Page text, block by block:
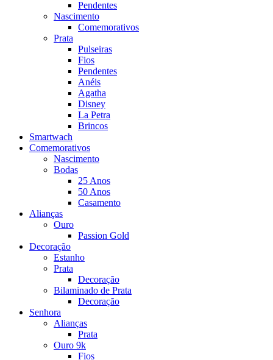
Pendentes
Nascimento
Comemorativos
Prata
Pulseiras
Fios
Pendentes
Anéis
Agatha
Disney
La Petra
Brincos
Smartwach
Comemorativos
Nascimento
Bodas
25 Anos
50 Anos
Casamento
Alianças
Ouro
Passion Gold
Decoração
Estanho
Prata
Decoração
Bilaminado de Prata
Decoração
Senhora
Alianças
Prata
Ouro 9k
Fios